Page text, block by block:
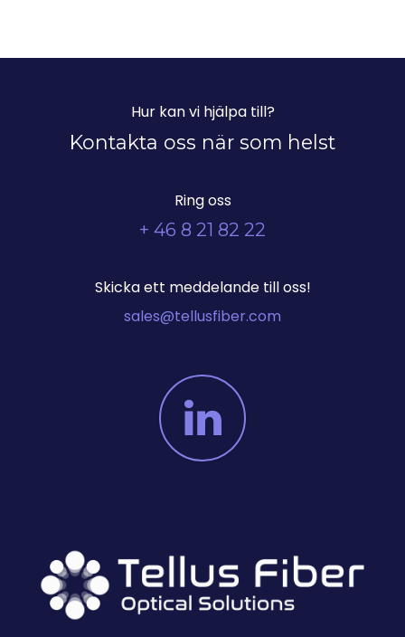
Hur kan vi hjälpa till?
Kontakta oss när som helst
Ring oss
+ 46 8 21 82 22
Skicka ett meddelande till oss!
sales@tellusfiber.com